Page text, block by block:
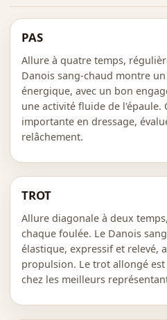
PAS
Allure à quatre temps,
Danois sang-chaud montre
énergique, avec un bon
une activité fluide de l'épaule.
importante en dressage,
relâchement.
TROT
Allure diagonale à deux
chaque foulée. Le Danois
élastique, expressif et relevé,
propulsion. Le trot allongé
chez les meilleurs